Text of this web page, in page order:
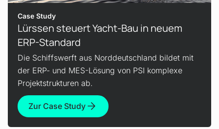
Case Study
Lürssen steuert Yacht-Bau in neuem
ERP-Standard
Die Schiffswerft aus Norddeutschland bildet mit
der ERP- und MES-Lösung von PSI komplexe
Projektstrukturen ab.
Zur Case Study